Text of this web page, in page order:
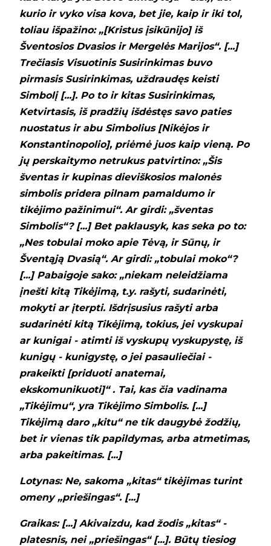
kurio ir vyko visa kova, bet jie, kaip ir iki tol,
toliau išpažino: „[Kristus įsikūnijo] iš
Šventosios Dvasios ir Mergelės Marijos“. [...]
Trečiasis Visuotinis Susirinkimas buvo
pirmasis Susirinkimas, uždraudęs keisti
Simbolį [...]. Po to ir kitas Susirinkimas,
Ketvirtasis, iš pradžių išdėstęs savo paties
nuostatus ir abu Simbolius [Nikėjos ir
Konstantinopolio], priėmė juos kaip vieną. Po
jų perskaitymo netrukus patvirtino: „Šis
šventas ir kupinas dieviškosios malonės
simbolis pridera pilnam pamaldumo ir
tikėjimo pažinimui“. Ar girdi: „šventas
Simbolis“? [...] Bet paklausyk, kas seka po to:
„Nes tobulai moko apie Tėvą, ir Sūnų, ir
Šventąją Dvasią“. Ar girdi: „tobulai moko“?
[...] Pabaigoje sako: „niekam neleidžiama
įnešti kitą Tikėjimą, t.y. rašyti, sudarinėti,
mokyti ar įterpti. Išdrįsusius rašyti arba
sudarinėti kitą Tikėjimą, tokius, jei vyskupai
ar kunigai - atimti iš vyskupų vyskupystę, iš
kunigų - kunigystę, o jei pasauliečiai -
prakeikti [priduoti anatemai,
ekskomunikuoti]“ . Tai, kas čia vadinama
„Tikėjimu“, yra Tikėjimo Simbolis. [...]
Tikėjimą daro „kitu“ ne tik daugybė žodžių,
bet ir vienas tik papildymas, arba atmetimas,
arba pakeitimas. [...]
Lotynas: Ne, sakoma „kitas“ tikėjimas turint
omeny „priešingas“. [...]
Graikas: [...] Akivaizdu, kad žodis „kitas“ -
platesnis, nei „priešingas“ [...]. Būtų tiesiog